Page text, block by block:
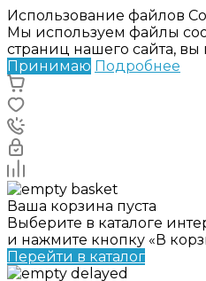
Использование файлов
Мы используем файлы
страниц нашего сайта,
Принимаю Подробнее
Ваша корзина пуста
Выберите в каталоге
и нажмите кнопку «В
Перейти в каталог